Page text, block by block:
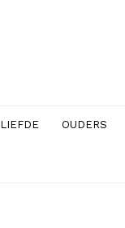
LIEFDE OUDERS